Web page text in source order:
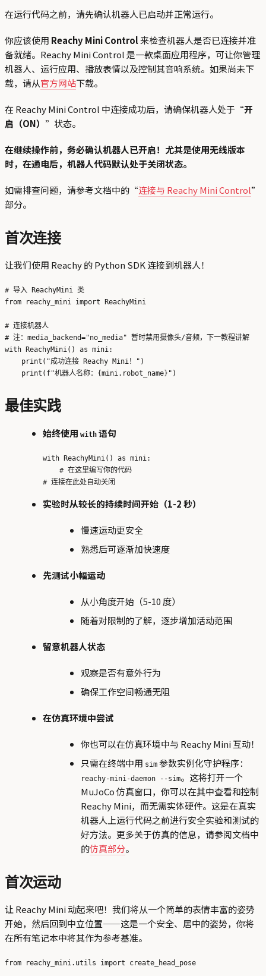
在运行代码之前，请先确认机器人已启动并正常运行。
你应该使用 Reachy Mini Control来检查机器人是否已连接并准
备就绪。Reachy Mini Control 是一款桌面应用程序，可让你管理
机器人、运行应用、播放表情以及控制其音响系统。如果尚未下
载，请从官方网站下载。
在 Reachy Mini Control 中连接成功后，请确保机器人处于“开
启（ON） ”状态。
在继续操作前，务必确认机器人已开启！尤其是使用无线版本
时，在通电后，机器人代码默认处于关闭状态。
如需排查问题，请参考文档中的“连接与 Reachy Mini Control”
部分。
首次连接
让我们使用 Reachy 的 Python SDK 连接到机器人！
# 导入 ReachyMini 类
from reachy_mini import ReachyMini
# 连接机器人
# 注：media_backend="no_media" 暂时禁用摄像头/音频，下一教程讲解
with ReachyMini() as mini:
    print("成功连接 Reachy Mini！")
最佳实践
始终使用 with 语句
with ReachyMini() as mini:
    # 在这里编写你的代码
实验时从较长的持续时间开始（1-2 秒）
慢速运动更安全
熟悉后可逐渐加快速度
先测试小幅运动
从小角度开始（5-10 度）
随着对限制的了解，逐步增加活动范围
留意机器人状态
观察是否有意外行为
确保工作空间畅通无阻
在仿真环境中尝试
你也可以在仿真环境中与 Reachy Mini 互动！
只需在终端中用 sim 参数实例化守护程序：
reachy-mini-daemon --sim。这将打开一个
MuJoCo 仿真窗口，你可以在其中查看和控制
Reachy Mini，而无需实体硬件。这是在真实
机器人上运行代码之前进行安全实验和测试的
好方法。更多关于仿真的信息，请参阅文档中
的仿真部分。
首次运动
让 Reachy Mini 动起来吧！我们将从一个简单的表情丰富的姿势
开始，然后回到中立位置——这是一个安全、居中的姿势，你将
在所有笔记本中将其作为参考基准。
from reachy_mini.utils import create_head_pose